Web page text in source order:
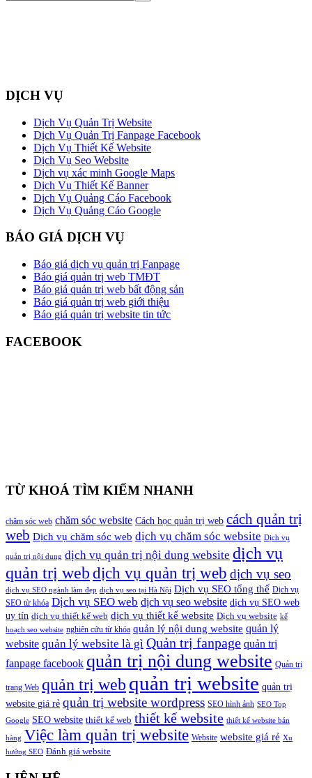
DỊCH VỤ
Dịch Vụ Quản Trị Website
Dịch Vụ Quản Trị Fanpage Facebook
Dịch Vụ Thiết Kế Website
Dịch Vụ Seo Website
Dịch vụ xác minh Google Maps
Dịch Vụ Thiết Kế Banner
Dịch Vụ Quảng Cáo Facebook
Dịch Vụ Quảng Cáo Google
BÁO GIÁ DỊCH VỤ
Báo giá dịch vụ quản trị Fanpage
Báo giá quản trị web TMĐT
Báo giá quản trị web bất động sản
Báo giá quản trị web giới thiệu
Báo giá quản trị website tin tức
FACEBOOK
TỪ KHOÁ TÌM KIẾM NHANH
chăm sóc web chăm sóc website Cách học quản trị web cách quản trị
web Dịch vụ chăm sóc web dịch vụ chăm sóc website Dịch vụ
quản trị nội dung dịch vụ quản trị nội dung website dịch vụ
quản trị web dịch vụ quản trị web dịch vụ seo
dịch vụ SEO ngành làm đẹp dịch vụ seo tại Hà Nội Dịch vụ SEO tổng thể Dịch vụ
SEO từ khóa Dịch vụ SEO web dịch vụ seo website dịch vụ SEO web
uy tín dịch vụ thiết kế web dịch vụ thiết kế website Dịch vụ website kế
hoạch seo website nghiên cứu từ khóa quản lý nội dung website quản lý
website quản lý website là gì Quản trị fanpage quản trị
fanpage facebook quản trị nội dung website Quản trị
trang Web quản trị web quản trị website quản trị
website giá rẻ quản trị website wordpress SEO hình ảnh SEO Top
Google SEO website thiết kế web thiết kế website thiết kế website bán
hàng Việc làm quản trị website Website website giá rẻ Xu
hướng SEO Đánh giá website